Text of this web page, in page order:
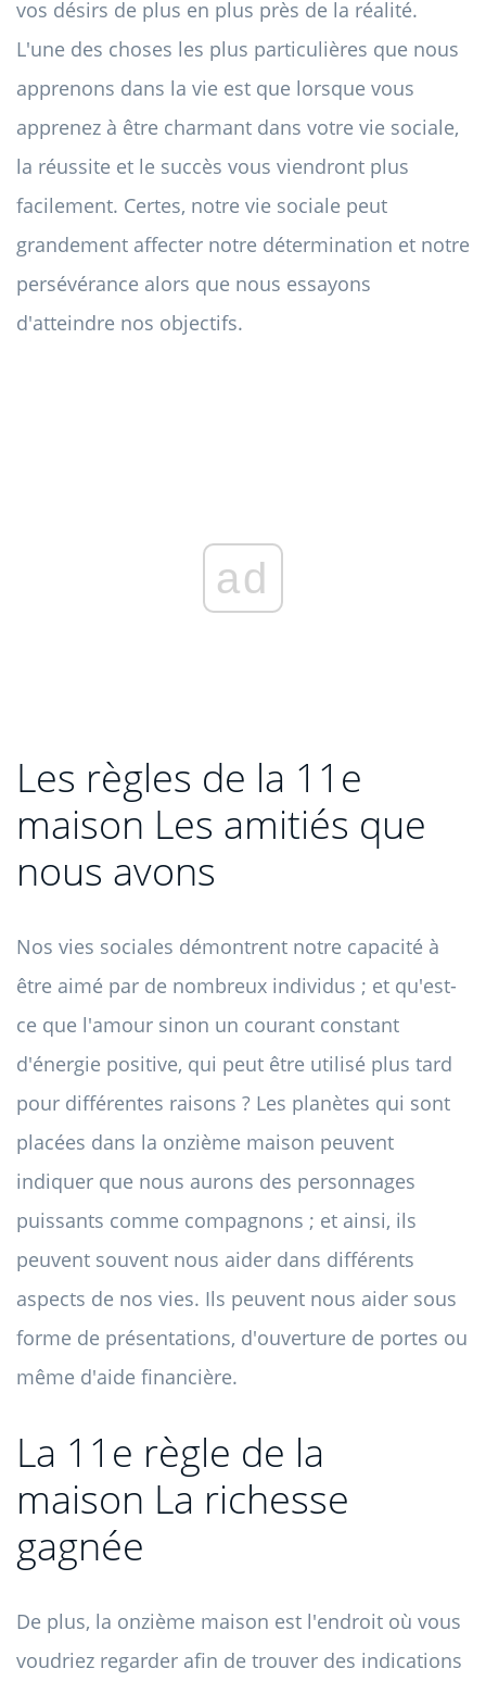
vos désirs de plus en plus près de la réalité.
L'une des choses les plus particulières que nous
apprenons dans la vie est que lorsque vous
apprenez à être charmant dans votre vie sociale,
la réussite et le succès vous viendront plus
facilement. Certes, notre vie sociale peut
grandement affecter notre détermination et notre
persévérance alors que nous essayons
d'atteindre nos objectifs.
ad
Les règles de la 11e
maison Les amitiés que
nous avons
Nos vies sociales démontrent notre capacité à
être aimé par de nombreux individus ; et qu'est-
ce que l'amour sinon un courant constant
d'énergie positive, qui peut être utilisé plus tard
pour différentes raisons ? Les planètes qui sont
placées dans la onzième maison peuvent
indiquer que nous aurons des personnages
puissants comme compagnons ; et ainsi, ils
peuvent souvent nous aider dans différents
aspects de nos vies. Ils peuvent nous aider sous
forme de présentations, d'ouverture de portes ou
même d'aide financière.
La 11e règle de la
maison La richesse
gagnée
De plus, la onzième maison est l'endroit où vous
voudriez regarder afin de trouver des indications